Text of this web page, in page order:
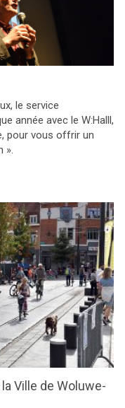
le service
année avec le W:Halll,
pour vous offrir un
».
Ville de Woluwe-